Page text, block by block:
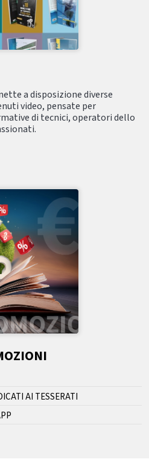
a disposizione diverse
video, pensate per
di tecnici, operatori dello
AI TESSERATI